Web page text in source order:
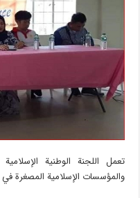
تعمل اللجنة الوطنیة
والمؤسسات الإسلامیة المصغرة في